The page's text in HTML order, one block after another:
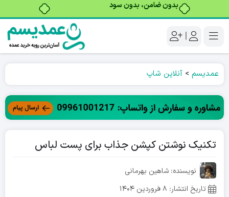
خرید قسطی با ترب‌پی
|
عمدیسم > آنلاین شاپ
تکنیک نوشتن کپشن جذاب برای پست لباس
نویسنده: شاهین بهرمانی
تاریخ انتشار: ۸ فروردین ۱۴۰۴